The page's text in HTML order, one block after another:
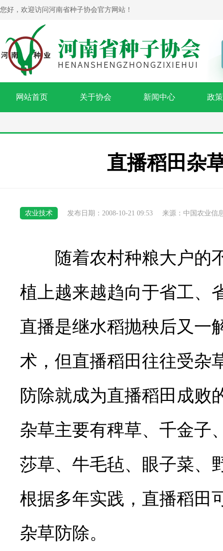
您好，欢迎访问河南省种子协会官方网站！
网站首页 关于协会 新闻中心 政
直播稻田杂
农业技术 发布日期：2008-10-21 09:53 来源：中国农业信
随着农村种粮大户的
植上越来越趋向于省工、
直播是继水稻抛秧后又一
术，但直播稻田往往受杂
防除就成为直播稻田成败
杂草主要有稗草、千金子
莎草、牛毛毡、眼子菜、
根据多年实践，直播稻田
杂草防除。